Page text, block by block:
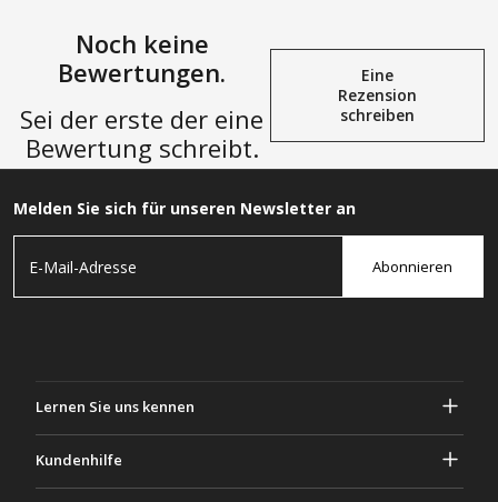
Noch keine
Bewertungen.
Sei der erste der eine
Bewertung schreibt.
Eine
Rezension
schreiben
Melden Sie sich für unseren Newsletter an
Abonnieren
Lernen Sie uns kennen
Kundenhilfe